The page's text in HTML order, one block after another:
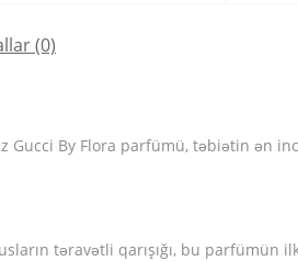
(0)
By Flora parfümü, təbiətin ən
təravətli qarışığı, bu parfümün ilk